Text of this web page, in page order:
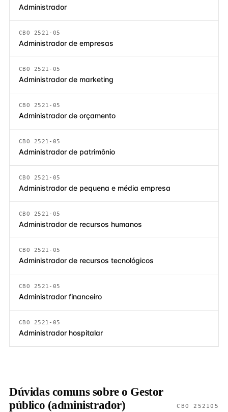
Administrador
CBO 2521-05
Administrador de empresas
CBO 2521-05
Administrador de marketing
CBO 2521-05
Administrador de orçamento
CBO 2521-05
Administrador de patrimônio
CBO 2521-05
Administrador de pequena e média empresa
CBO 2521-05
Administrador de recursos humanos
CBO 2521-05
Administrador de recursos tecnológicos
CBO 2521-05
Administrador financeiro
CBO 2521-05
Administrador hospitalar
Dúvidas comuns sobre o Gestor
público (administrador)
CBO 252105